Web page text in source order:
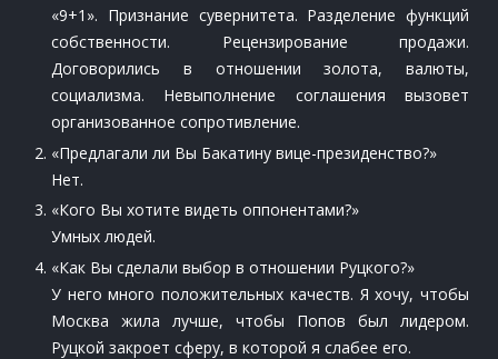
«9+1». Признание сувернитета. Разделение функций
собственности. Рецензирование продажи.
Договорились в отношении золота, валюты,
социализма. Невыполнение соглашения вызовет
организованное сопротивление.
«Предлагали ли Вы Бакатину вице-президенство?»
Нет.
«Кого Вы хотите видеть оппонентами?»
Умных людей.
«Как Вы сделали выбор в отношении Руцкого?»
У него много положительных качеств. Я хочу, чтобы
Москва жила лучше, чтобы Попов был лидером.
Руцкой закроет сферу, в которой я слабее его.